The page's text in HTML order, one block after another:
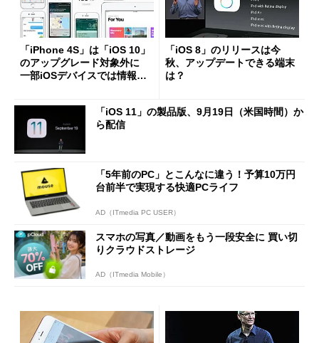
「iPhone 4S」は「iOS 10」
のアップグレード対象外に
一部iOSデバイスでは情報が
「iOS 8」のリリースは今
秋、アップデートできる端末
は？
「iOS 11」の製品版、9月19日（米国時間）か
ら配信
「5年前のPC」とこんなに違う！予算10万円
台前半で実現する快適PCライフ
AD（ITmedia PC USER）
スマホの写真／動画をもう一段安全に 買い切
りクラウドストレージ
AD（ITmedia Mobile）